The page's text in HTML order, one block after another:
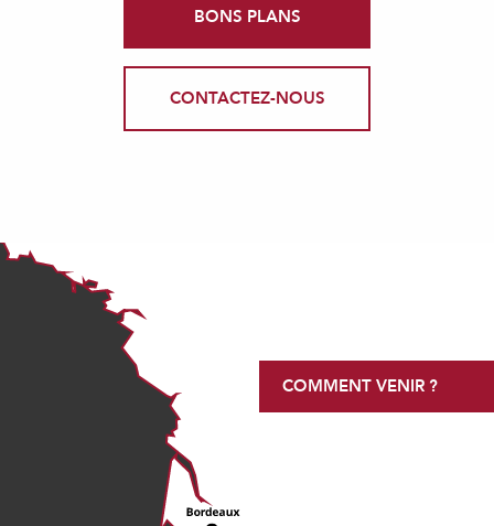
BONS PLANS
CONTACTEZ-NOUS
COMMENT VENIR ?